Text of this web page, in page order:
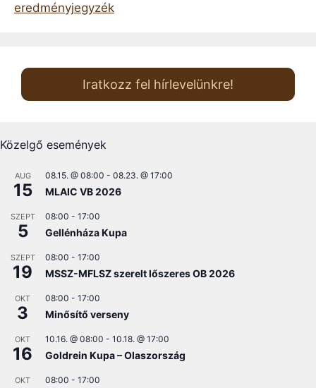
eredményjegyzék
Iratkozz fel hírlevelünkre!
Közelgő események
AUG
15
08.15. @ 08:00 - 08.23. @ 17:00
MLAIC VB 2026
SZEPT
5
08:00 - 17:00
Gellénháza Kupa
SZEPT
19
08:00 - 17:00
MSSZ-MFLSZ szerelt lőszeres OB 2026
OKT
3
08:00 - 17:00
Minősítő verseny
OKT
16
10.16. @ 08:00 - 10.18. @ 17:00
Goldrein Kupa – Olaszország
OKT 08:00 - 17:00